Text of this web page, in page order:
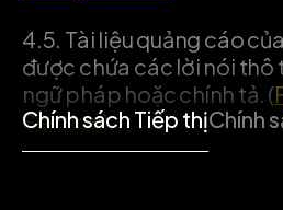
4.5. Tài liệu quảng cáo
được chứa các lời nói thô
ngữ pháp hoặc chính tả. (
Section).
Chính sách Tiếp thịChính